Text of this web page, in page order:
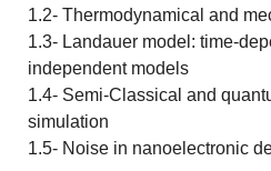
1.2- Thermodynamical and
1.3- Landauer model: time-
independent models
1.4- Semi-Classical and
simulation
1.5- Noise in nanoelectronic